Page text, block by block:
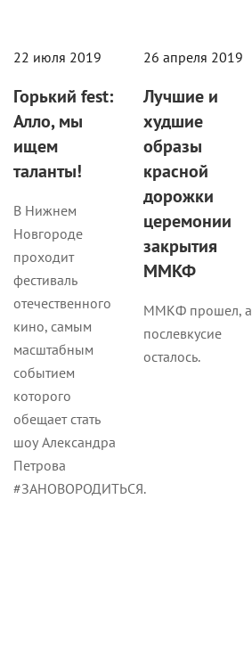
22 июля 2019
Горький fest:
Алло, мы
ищем
таланты!
В Нижнем
Новгороде
проходит
фестиваль
отечественного
кино, самым
масштабным
событием
которого
обещает стать
шоу Александра
Петрова
#ЗАНОВОРОДИТЬСЯ.
26 апреля 2019
Лучшие и
худшие
образы
красной
дорожки
церемонии
закрытия
ММКФ
ММКФ прошел, а
послевкусие
осталось.